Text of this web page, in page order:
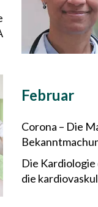
Februar
Corona – Die
Die
die